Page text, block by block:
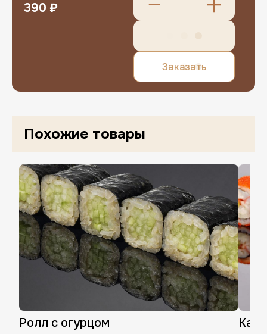
E-mail
390 ₽
Заказать
Похожие товары
Ролл с огурцом